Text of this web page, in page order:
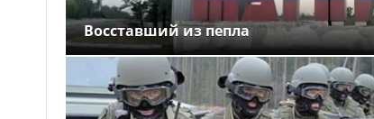
Восставший из пепла